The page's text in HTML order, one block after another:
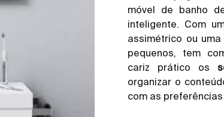
móvel de banho
inteligente. Com
assimétrico ou uma
pequenos, tem
cariz prático os
organizar o
com as